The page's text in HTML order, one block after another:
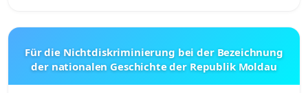
Für die Nichtdiskriminierung bei der Bezeichnung
der nationalen Geschichte der Republik Moldau